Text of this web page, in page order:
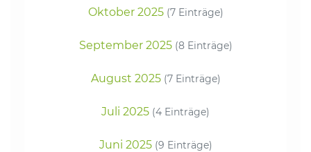
Oktober 2025 (7 Einträge)
September 2025 (8 Einträge)
August 2025 (7 Einträge)
Juli 2025 (4 Einträge)
Juni 2025 (9 Einträge)